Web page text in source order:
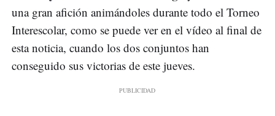
una gran afición animándoles durante todo el Torneo
Interescolar, como se puede ver en el vídeo al final de
esta noticia, cuando los dos conjuntos han
conseguido sus victorias de este jueves.